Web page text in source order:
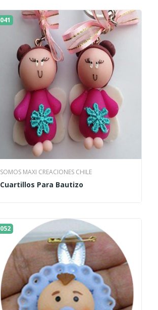
041
SOMOS MAXI CREACIONES CHILE
Cuartillos Para Bautizo
052